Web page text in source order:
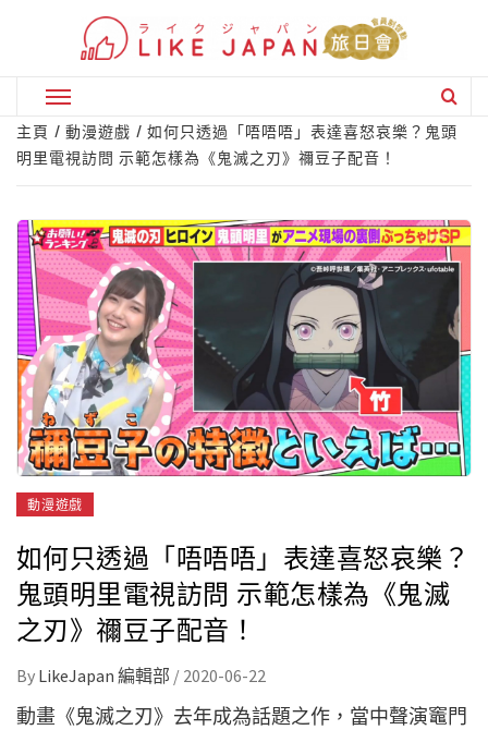
Primary
Menu
主頁 動漫遊戲
如何只透過「唔唔唔」表達喜怒哀樂？鬼頭
明里電視訪問 示範怎樣為《鬼滅之刃》禰豆子配音！
動漫遊戲
如何只透過「唔唔唔」表達喜怒哀樂？
鬼頭明里電視訪問 示範怎樣為《鬼滅
之刃》禰豆子配音！
By LikeJapan 編輯部 / 2020-06-22
動畫《鬼滅之刃》去年成為話題之作，當中聲演竈門